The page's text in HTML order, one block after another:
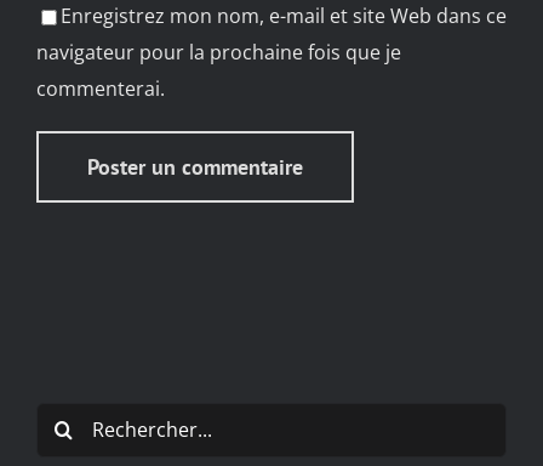
Enregistrez mon nom, e-mail et site Web dans ce
navigateur pour la prochaine fois que je
commenterai.
Rechercher: